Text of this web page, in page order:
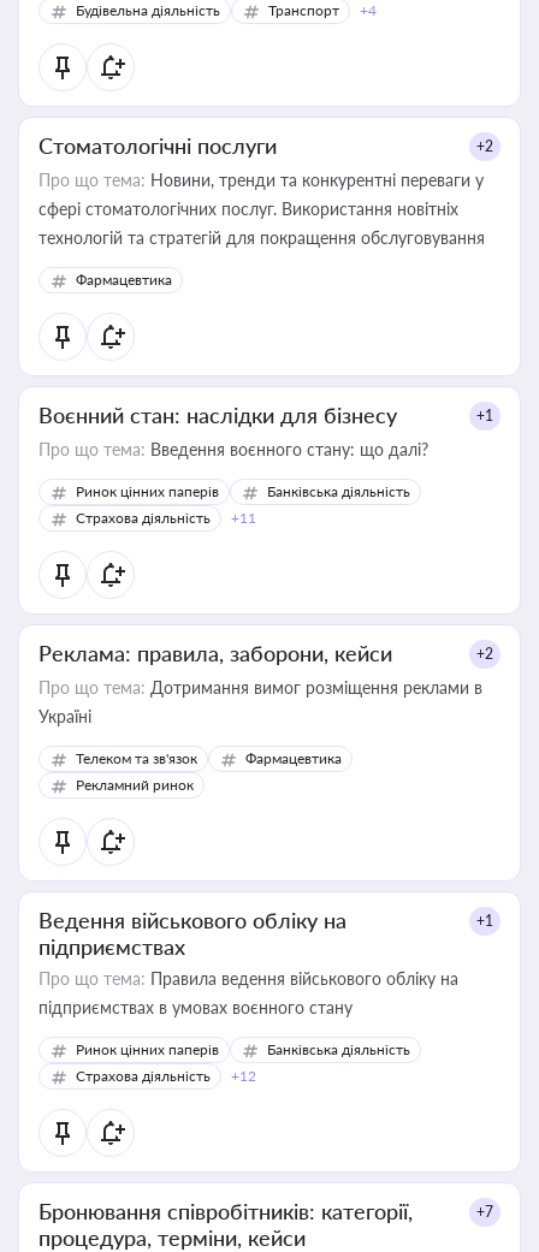
Будівельна діяльність
Транспорт +4
Стоматологічні послуги +2
Про що тема: Новини, тренди та конкурентні переваги у
сфері стоматологічних послуг. Використання новітніх
технологій та стратегій для покращення обслуговування
Фармацевтика
Воєнний стан: наслідки для бізнесу +1
Про що тема: Введення воєнного стану: що далі?
Ринок цінних паперів
Банківська діяльність
Страхова діяльність
+11
Реклама: правила, заборони, кейси +2
Про що тема: Дотримання вимог розміщення реклами в
Україні
Телеком та зв'язок
Фармацевтика
Рекламний ринок
Ведення військового обліку на
підприємствах
+1
Про що тема: Правила ведення військового обліку на
підприємствах в умовах воєнного стану
Ринок цінних паперів
Банківська діяльність
Страхова діяльність
+12
Бронювання співробітників: категорії,
процедура, терміни, кейси
+7